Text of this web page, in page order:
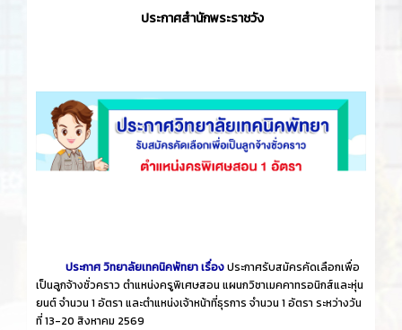
ประกาศสำนักพระราชวัง
ประกาศ วิทยาลัยเทคนิคพัทยา เรื่องประกาศรับสมัครคัดเลือกเพื่อ
เป็นลูกจ้างชั่วคราว ตำแหน่งครูพิเศษสอน แผนกวิชาเมคคาทรอนิกส์และหุ่น
ยนต์ จำนวน 1 อัตรา และตำแหน่งเจ้าหน้าที่ธุรการ จำนวน 1 อัตรา ระหว่างวัน
ที่ 13-20 สิงหาคม 2569